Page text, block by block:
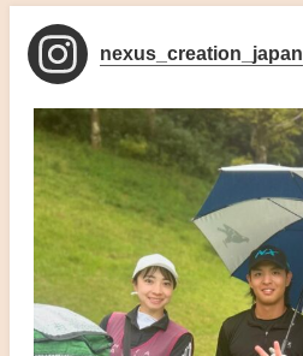
nexus_creation_japan